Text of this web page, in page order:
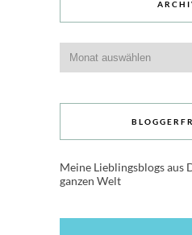
Meine Lieblingsblogs aus
ganzen Welt